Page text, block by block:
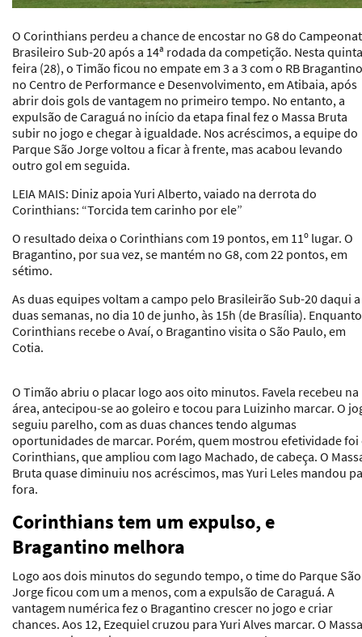
O Corinthians perdeu a chance de encostar no G8 do
Brasileiro Sub-20 após a 14ª rodada da competição. Nesta
feira (28), o Timão ficou no empate em 3 a 3 com o RB
no Centro de Performance e Desenvolvimento, em Atibaia, após
abrir dois gols de vantagem no primeiro tempo. No entanto, a
expulsão de Caraguá no início da etapa final fez o Massa Bruta
subir no jogo e chegar à igualdade. Nos acréscimos, a equipe do
Parque São Jorge voltou a ficar à frente, mas acabou levando
outro gol em seguida.
LEIA MAIS: Diniz apoia Yuri Alberto, vaiado na derrota do
Corinthians: “Torcida tem carinho por ele”
O resultado deixa o Corinthians com 19 pontos, em 11º lugar. O
Bragantino, por sua vez, se mantém no G8, com 22 pontos, em
sétimo.
As duas equipes voltam a campo pelo Brasileirão Sub-20 daqui a
duas semanas, no dia 10 de junho, às 15h (de Brasília).
Corinthians recebe o Avaí, o Bragantino visita o São Paulo, em
Cotia.
O Timão abriu o placar logo aos oito minutos. Favela recebeu na
área, antecipou-se ao goleiro e tocou para Luizinho marcar. O
seguiu parelho, com as duas chances tendo algumas
oportunidades de marcar. Porém, quem mostrou efetividade foi
Corinthians, que ampliou com Iago Machado, de cabeça. O
Bruta quase diminuiu nos acréscimos, mas Yuri Leles mandou
fora.
Corinthians tem um expulso, e
Bragantino melhora
Logo aos dois minutos do segundo tempo, o time do Parque São
Jorge ficou com um a menos, com a expulsão de Caraguá. A
vantagem numérica fez o Bragantino crescer no jogo e criar
chances. Aos 12, Ezequiel cruzou para Yuri Alves marcar. O Massa